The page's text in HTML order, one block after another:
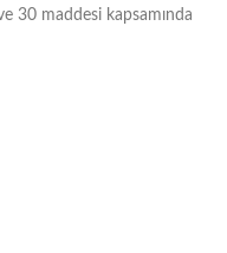
30 maddesi kapsamında